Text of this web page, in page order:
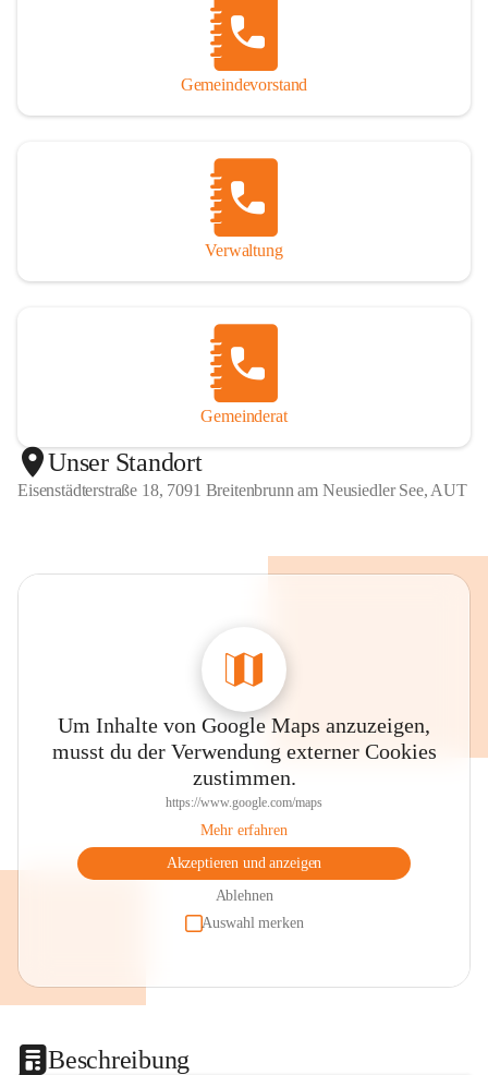
Gemeindevorstand
Verwaltung
Gemeinderat
Unser Standort
Eisenstädterstraße 18, 7091 Breitenbrunn am Neusiedler See, AUT
Um Inhalte von Google Maps anzuzeigen,
musst du der Verwendung externer Cookies
zustimmen.
https://www.google.com/maps
Mehr erfahren
Akzeptieren und anzeigen
Ablehnen
Auswahl merken
Beschreibung